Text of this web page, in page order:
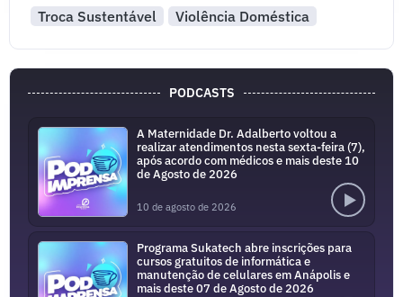
Troca Sustentável
Violência Doméstica
PODCASTS
A Maternidade Dr. Adalberto voltou a
realizar atendimentos nesta sexta-feira (7),
após acordo com médicos e mais deste 10
de Agosto de 2026
10 de agosto de 2026
Programa Sukatech abre inscrições para
cursos gratuitos de informática e
manutenção de celulares em Anápolis e
mais deste 07 de Agosto de 2026